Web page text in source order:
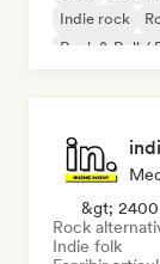
Indie rock
Rock & Roll /
&gt; 2400
Rock
Indie folk